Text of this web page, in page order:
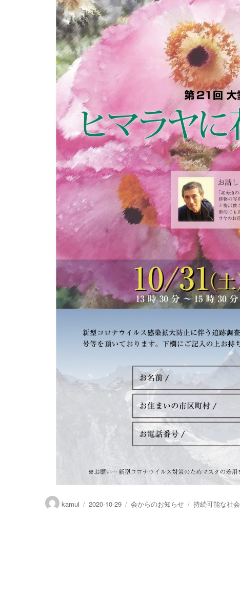
投kamui
投
2020-10-29
カ
会からのお知らせ
タ
持続可能な社会